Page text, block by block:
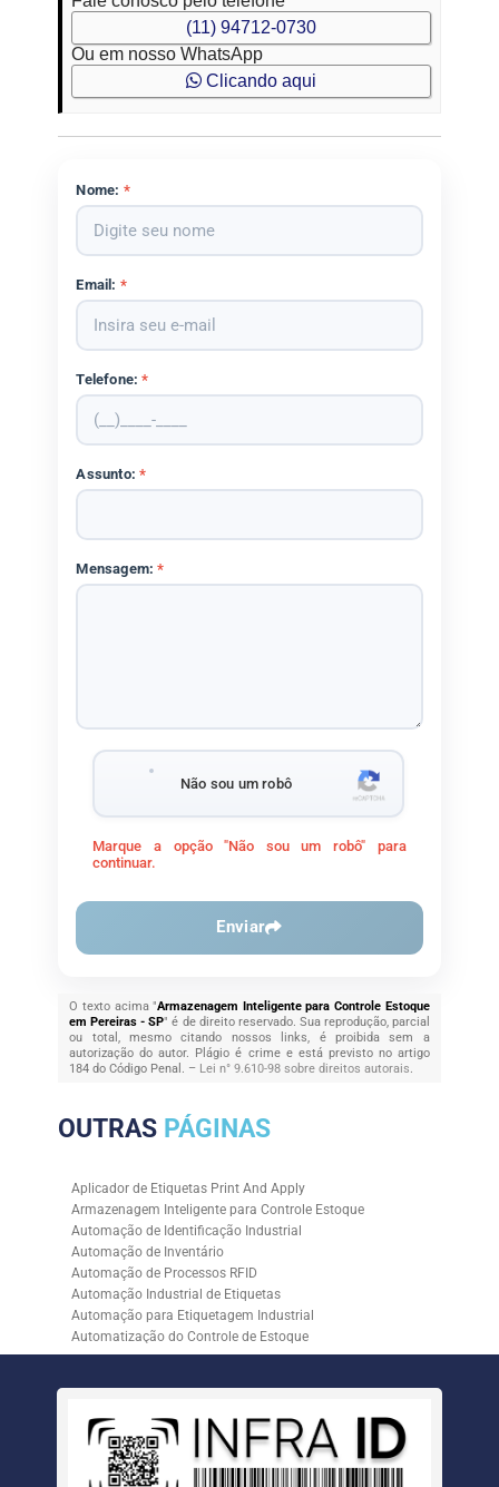
(11) 94712-0730
Ou em nosso WhatsApp
Clicando aqui
Nome: *
Email: *
Telefone:*
Assunto:*
Mensagem:*
Não sou um robô
Marque a opção "Não sou um robô" para
continuar.
Enviar
O texto acima "Armazenagem Inteligente para Controle Estoque
em Pereiras - SP" é de direito reservado. Sua reprodução, parcial
ou total, mesmo citando nossos links, é proibida sem a
autorização do autor. Plágio é crime e está previsto no artigo
184 do Código Penal. – Lei n° 9.610-98 sobre direitos autorais.
OUTRAS PÁGINAS
Aplicador de Etiquetas Print And Apply
Armazenagem Inteligente para Controle Estoque
Automação de Identificação Industrial
Automação de Inventário
Automação de Processos RFID
Automação Industrial de Etiquetas
Automação para Etiquetagem Industrial
Automatização do Controle de Estoque
Controle de Estoque com RFID
Empresa de Automação para Processos Logísticos
Empresa de Rastreabilidade Industrial
Empresa de Soluções para Etiquetagem